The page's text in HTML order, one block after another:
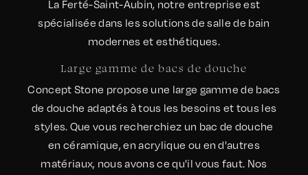
La Ferté-Saint-Aubin, notre entreprise est
spécialisée dans les solutions de salle de bain
modernes et esthétiques.
Large gamme de bacs de douche
Concept Stone propose une large gamme de bacs
de douche adaptés à tous les besoins et tous les
styles. Que vous recherchiez un bac de douche
en céramique, en acrylique ou en d'autres
matériaux, nous avons ce qu'il vous faut. Nos